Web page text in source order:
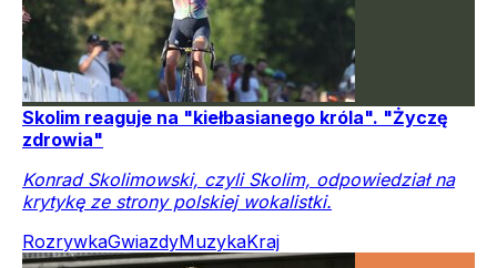
Skolim reaguje na "kiełbasianego króla". "Życzę
zdrowia"
Konrad Skolimowski, czyli Skolim, odpowiedział na
krytykę ze strony polskiej wokalistki.
RozrywkaGwiazdyMuzykaKraj